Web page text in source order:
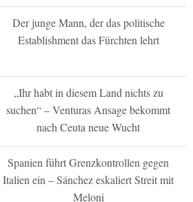
Der junge Mann, der das politische
Establishment das Fürchten lehrt
„Ihr habt in diesem Land nichts zu
suchen“ – Venturas Ansage bekommt
nach Ceuta neue Wucht
Spanien führt Grenzkontrollen gegen
Italien ein – Sánchez eskaliert Streit mit
Meloni